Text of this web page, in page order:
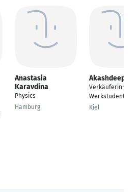
Anastasia
Karavdina
Physics
Hamburg
Akashdeep Kaur
Verkäuferin-
Werkstudentin
Kiel